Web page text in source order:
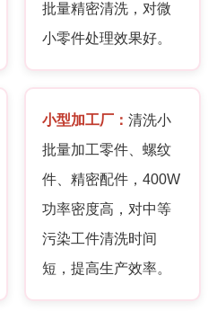
批量精密清洗，对微
小零件处理效果好。
小型加工厂： 清洗小
批量加工零件、螺纹
件、精密配件，400W
功率密度高，对中等
污染工件清洗时间
短，提高生产效率。